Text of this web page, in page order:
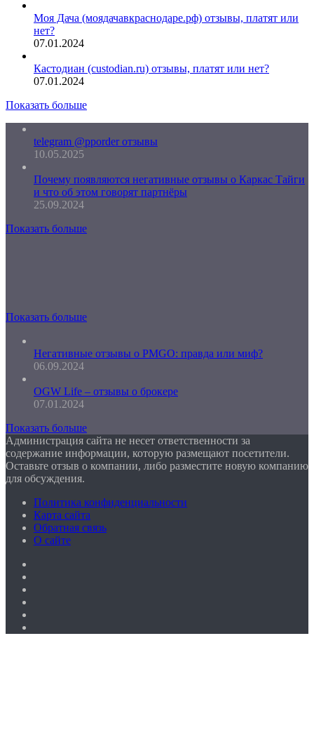
Моя Дача (моядачавкраснодаре.рф) отзывы, платят или
нет?
07.01.2024
Кастодиан (custodian.ru) отзывы, платят или нет?
07.01.2024
Показать больше
telegram @pporder отзывы
10.05.2025
Почему появляются негативные отзывы о Каркас Тайги
и что об этом говорят партнёры
25.09.2024
Показать больше
Показать больше
Негативные отзывы о PMGO: правда или миф?
06.09.2024
OGW Life – отзывы о брокере
07.01.2024
Показать больше
Администрация сайта не несет ответственности за
содержание информации, которую размещают посетители.
Оставьте отзыв о компании, либо разместите новую компанию
для обсуждения.
Политика конфиденциальности
Карта сайта
Обратная связь
О сайте